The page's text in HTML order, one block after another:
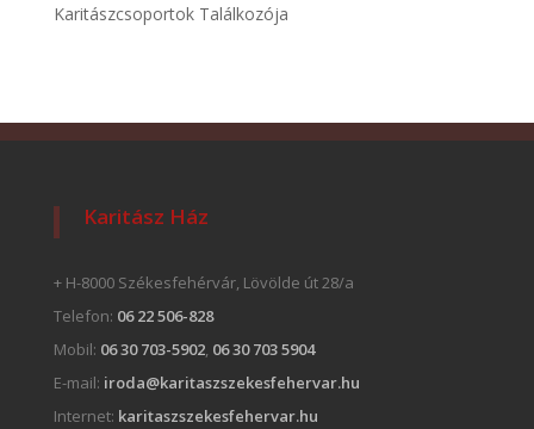
Karitászcsoportok Találkozója
Karitász Ház
+ H-8000 Székesfehérvár, Lövölde út 28/a
Telefon: 06 22 506-828
Mobil: 06 30 703-5902, 06 30 703 5904
E-mail: iroda@karitaszszekesfehervar.hu
Internet: karitaszszekesfehervar.hu